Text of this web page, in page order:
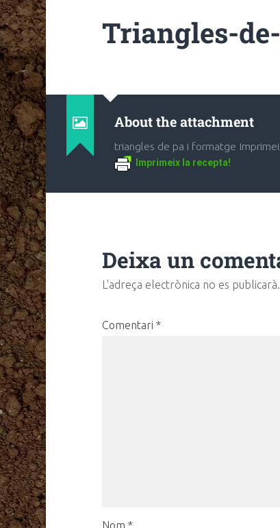
Triangles-
About the attachment
triangles de pa i formatge
Imprimeix la recepta!
Deixa un
L'adreça electrònica no es publicarà.
Comentari *
Nom *